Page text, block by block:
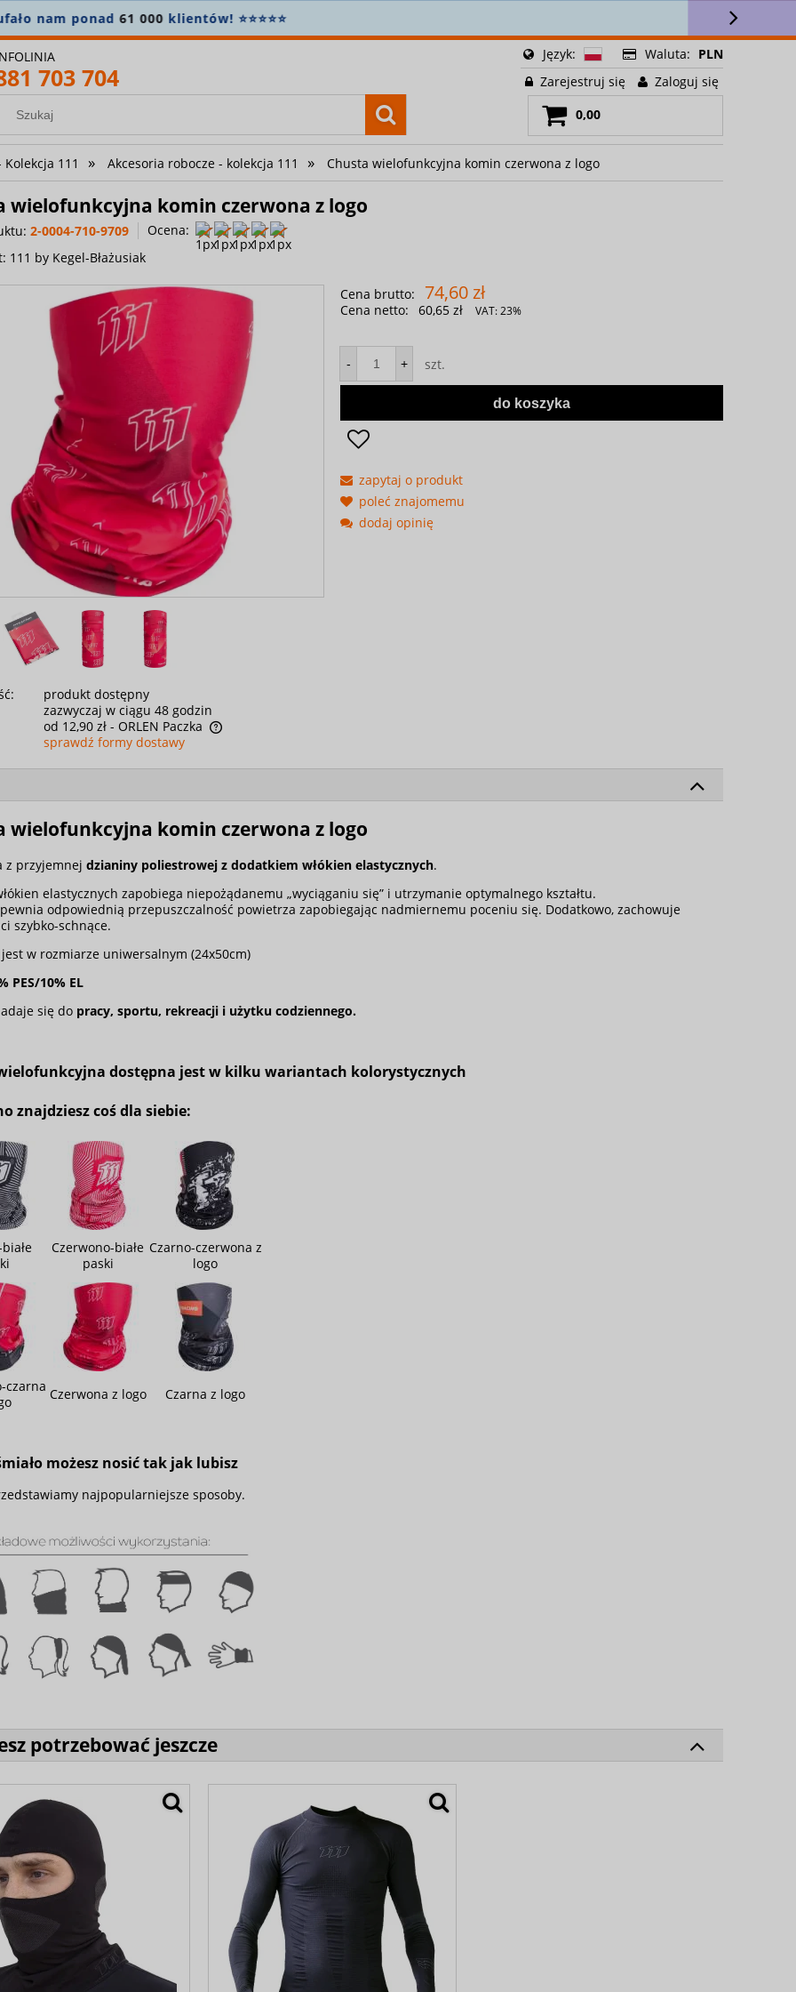
5% zniżki na wszystko ! Załóż konto i zapisz się do newslettera 🎁
703 704
Język: Waluta: PLN
Zarejestruj się
Zaloguj się
0,00
111 » Akcesoria robocze - kolekcja 111 » Chusta wielofunkcyjna komin czerwona z logo
wielofunkcyjna komin czerwona z logo
2-0004-710-9709
Ocena:
111 by Kegel-Błażusiak
produkt dostępny
zazwyczaj w ciągu 48 godzin
od 12,90 zł - ORLEN Paczka
sprawdź formy dostawy
Cena brutto: 74,60 zł
Cena netto: 60,65 zł VAT:23%
- + szt.
do koszyka
zapytaj o produkt
poleć znajomemu
dodaj opinię
wielofunkcyjna komin czerwona z logo
z przyjemnej dzianiny poliestrowej z dodatkiem włókien elastycznych.
elastycznych zapobiega niepożądanemu „wyciąganiu się” i utrzymanie optymalnego kształtu.
odpowiednią przepuszczalność powietrza zapobiegając nadmiernemu poceniu się. Dodatkowo, zachowuje
szybko-schnące.
w rozmiarze uniwersalnym (24x50cm)
PES/10% EL
się do pracy, sportu, rekreacji i użytku codziennego.
dostępna jest w kilku wariantach kolorystycznych
znajdziesz coś dla siebie:
Czerwono-białe
paski
Czarno-czerwona z
logo
czarna Czerwona z logo Czarna z logo
możesz nosić tak jak lubisz
najpopularniejsze sposoby.
potrzebować jeszcze